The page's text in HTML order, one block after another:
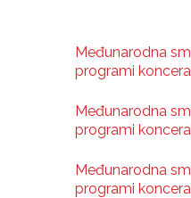
Međunarodna
programi
Međunarodna
programi
Međunarodna
programi